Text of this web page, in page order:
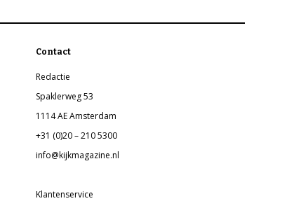
Contact
Redactie
Spaklerweg 53
1114 AE Amsterdam
+31 (0)20 – 210 5300
info@kijkmagazine.nl
Klantenservice